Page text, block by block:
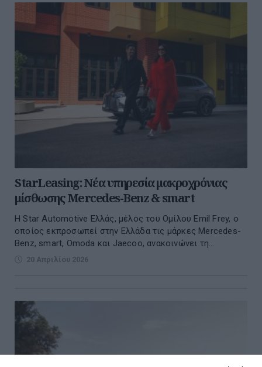
StarLeasing: Νέα υπηρεσία μακροχρόνιας
μίσθωσης Mercedes-Benz & smart
Η Star Automotive Ελλάς, μέλος του Ομίλου Emil Frey, ο
οποίος εκπροσωπεί στην Ελλάδα τις μάρκες Mercedes-
Benz, smart, Omoda και Jaecoo, ανακοινώνει τη...
20 Απριλίου 2026